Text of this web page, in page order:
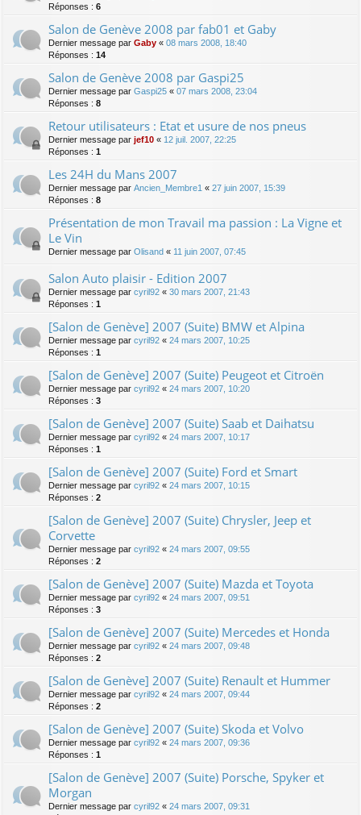
Réponses : 6
Salon de Genève 2008 par fab01 et Gaby
Dernier message par Gaby « 08 mars 2008, 18:40
Réponses : 14
Salon de Genève 2008 par Gaspi25
Dernier message par Gaspi25 « 07 mars 2008, 23:04
Réponses : 8
Retour utilisateurs : Etat et usure de nos pneus
Dernier message par jef10 « 12 juil. 2007, 22:25
Réponses : 1
Les 24H du Mans 2007
Dernier message par Ancien_Membre1 « 27 juin 2007, 15:39
Réponses : 8
Présentation de mon Travail ma passion : La Vigne et
Le Vin
Dernier message par Olisand « 11 juin 2007, 07:45
Salon Auto plaisir - Edition 2007
Dernier message par cyril92 « 30 mars 2007, 21:43
Réponses : 1
[Salon de Genève] 2007 (Suite) BMW et Alpina
Dernier message par cyril92 « 24 mars 2007, 10:25
Réponses : 1
[Salon de Genève] 2007 (Suite) Peugeot et Citroën
Dernier message par cyril92 « 24 mars 2007, 10:20
Réponses : 3
[Salon de Genève] 2007 (Suite) Saab et Daihatsu
Dernier message par cyril92 « 24 mars 2007, 10:17
Réponses : 1
[Salon de Genève] 2007 (Suite) Ford et Smart
Dernier message par cyril92 « 24 mars 2007, 10:15
Réponses : 2
[Salon de Genève] 2007 (Suite) Chrysler, Jeep et
Corvette
Dernier message par cyril92 « 24 mars 2007, 09:55
Réponses : 2
[Salon de Genève] 2007 (Suite) Mazda et Toyota
Dernier message par cyril92 « 24 mars 2007, 09:51
Réponses : 3
[Salon de Genève] 2007 (Suite) Mercedes et Honda
Dernier message par cyril92 « 24 mars 2007, 09:48
Réponses : 2
[Salon de Genève] 2007 (Suite) Renault et Hummer
Dernier message par cyril92 « 24 mars 2007, 09:44
Réponses : 2
[Salon de Genève] 2007 (Suite) Skoda et Volvo
Dernier message par cyril92 « 24 mars 2007, 09:36
Réponses : 1
[Salon de Genève] 2007 (Suite) Porsche, Spyker et
Morgan
Dernier message par cyril92 « 24 mars 2007, 09:31